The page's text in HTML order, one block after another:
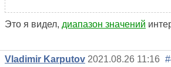
Это я видел, диапазон значений
Vladimir Karputov 2021.08.26 11:16